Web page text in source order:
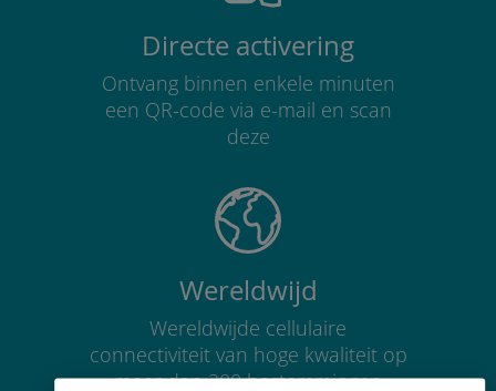
Directe activering
Ontvang binnen enkele minuten
een QR-code via e-mail en scan
deze
Wereldwijd
Wereldwijde cellulaire
connectiviteit van hoge kwaliteit op
meer dan 200 bestemmingen